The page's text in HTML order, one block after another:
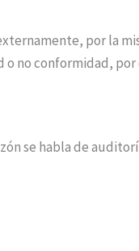
por la
no conformidad,
se habla de